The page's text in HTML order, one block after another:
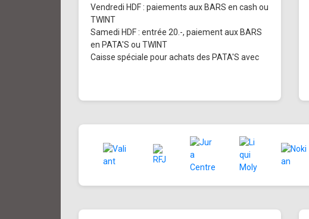
Vendredi HDF : paiements aux BARS en cash ou
TWINT
Samedi HDF : entrée 20.-, paiement aux BARS
en PATA'S ou TWINT
Caisse spéciale pour achats des PATA'S avec